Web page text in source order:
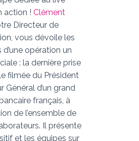
action ! Clément
Directeur de
vous dévoile les
d’une opération un
: la dernière prise
filmée du Président
Général d’un grand
français, à
de l’ensemble de
Il présente
et les équipes sur